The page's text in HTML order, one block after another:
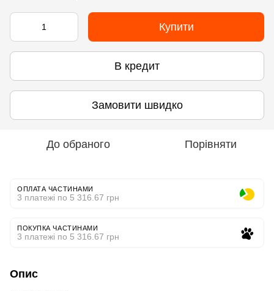
Купити
В кредит
Замовити швидко
До обраного Порівняти
ОПЛАТА ЧАСТИНАМИ
3 платежі по 5 316.67 грн
ПОКУПКА ЧАСТИНАМИ
3 платежі по 5 316.67 грн
Опис